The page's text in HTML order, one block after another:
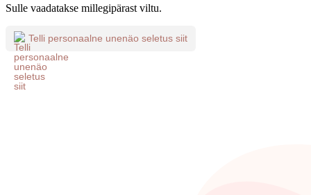
Sulle vaadatakse millegipärast viltu.
Telli personaalne unenäo seletus siit